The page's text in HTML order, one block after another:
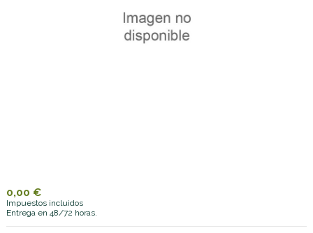
0,00 €
Impuestos incluidos
Entrega en 48/72 horas.